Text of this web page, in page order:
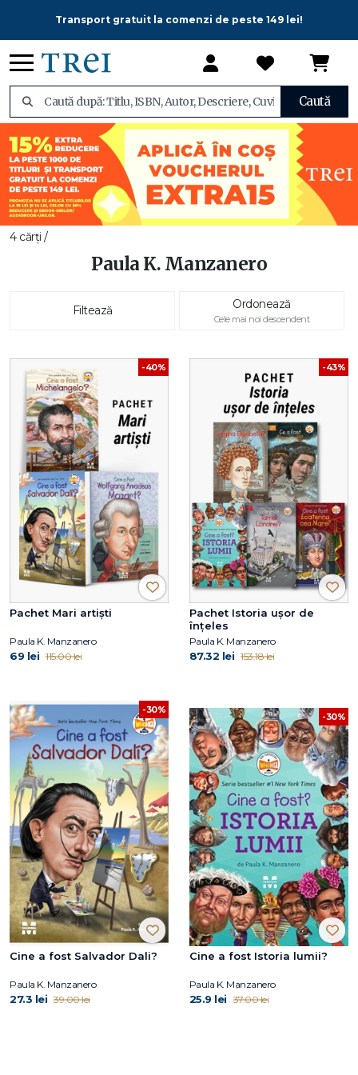
Transport gratuit la comenzi de peste 149 lei!
Caută
4 cărți /
Paula K. Manzanero
Filtează Ordonează
Cele mai noi descendent
-40%
Pachet Mari artiști
Paula K. Manzanero
69 lei 115.00 lei
-43%
Pachet Istoria ușor de
înțeles
Paula K. Manzanero
87.32 lei 153.18 lei
-30%
Cine a fost Salvador Dali?
Paula K. Manzanero
27.3 lei 39.00 lei
-30%
Cine a fost Istoria lumii?
Paula K. Manzanero
25.9 lei 37.00 lei